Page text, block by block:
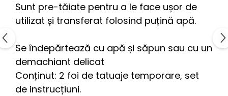
Sunt pre-tăiate pentru a le face ușor de
utilizat și transferat folosind puțină apă.
Se îndepărtează cu apă și săpun sau cu un
demachiant delicat
Conținut: 2 foi de tatuaje temporare, set
de instrucțiuni.